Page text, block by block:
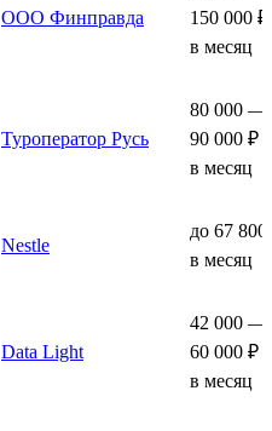
ООО Финправда
150 000 ₽
в месяц
Туроператор Русь
80 000 —
90 000 ₽
в месяц
Nestle
до 67 800
в месяц
Data Light
42 000 —
60 000 ₽
в месяц